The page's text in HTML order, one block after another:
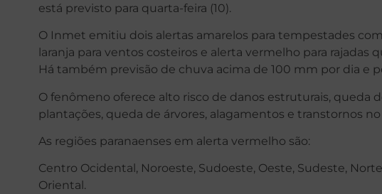
está previsto para quarta-feira (10).
O Inmet emitiu dois alertas amarelos para tempestades
laranja para ventos costeiros e alerta vermelho para rajadas
Há também previsão de chuva acima de 100 mm por dia e
O fenômeno oferece alto risco de danos estruturais, queda
plantações, queda de árvores, alagamentos e transtornos
As regiões paranaenses em alerta vermelho são:
Centro Ocidental, Noroeste, Sudoeste, Oeste, Sudeste,
Oriental.